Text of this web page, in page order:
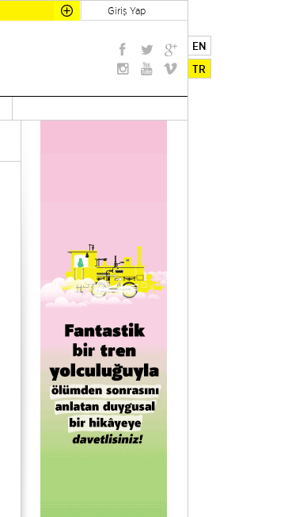
Giriş Yap
EN
TR